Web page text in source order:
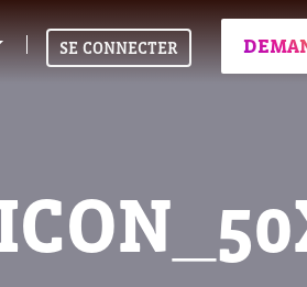
SE CONNECTER